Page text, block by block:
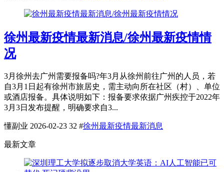
徐州最新疫情最新消息/徐州最新疫情情
况
3月徐州去广州需要报备吗?年3月从徐州前往广州的人员，若
自3月1日起有徐州市旅居史，需主动向所在社区（村）、单位
或酒店报备。具体说明如下：报备要求依据广州疾控于2022年
3月3日发布提醒，明确要求自3...
懂副业 2026-02-23 32 #徐州最新疫情最新消息
最新文章